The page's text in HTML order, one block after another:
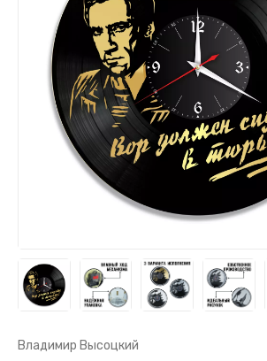
Владимир Высоцкий